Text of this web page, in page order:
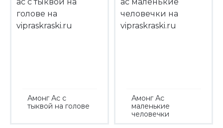
Амонг Ас с
тыквой на голове
Амонг Ас
маленькие
человечки